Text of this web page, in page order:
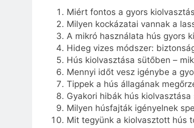
Miért fontos a gyors
Milyen kockázatai vannak a
A mikró használata hús gyors
Hideg vizes módszer:
Hús kiolvasztása sütőben –
Mennyi időt vesz igénybe a
Tippek a hús állagának
Gyakori hibák hús
Milyen húsfajták igényelnek
Mit tegyünk a kiolvasztott hús